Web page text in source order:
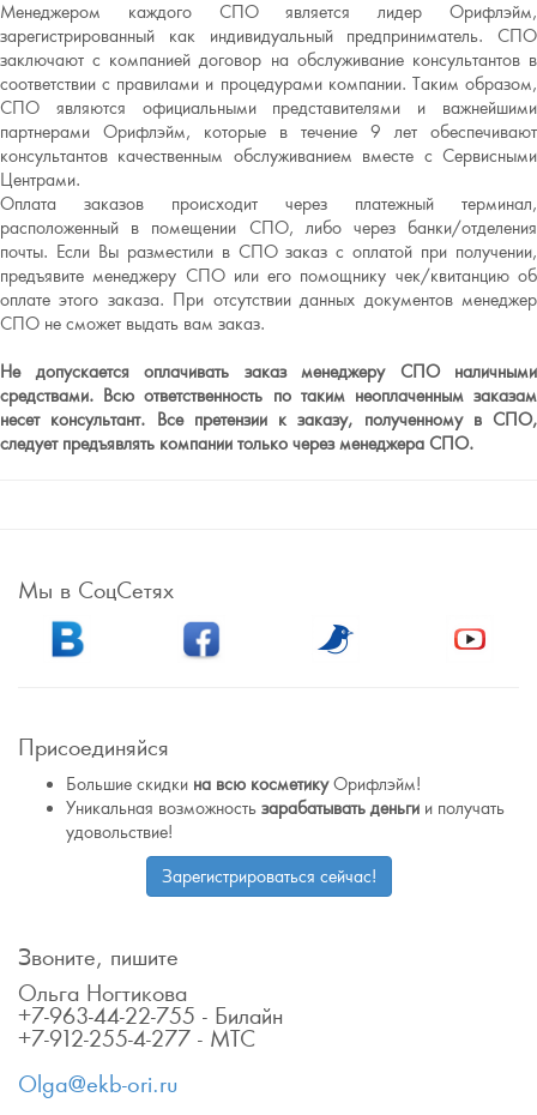
Менеджером каждого СПО является лидер Орифлэйм,
зарегистрированный как индивидуальный предприниматель. СПО
заключают с компанией договор на обслуживание консультантов в
соответствии с правилами и процедурами компании. Таким образом,
СПО являются официальными представителями и важнейшими
партнерами Орифлэйм, которые в течение 9 лет обеспечивают
консультантов качественным обслуживанием вместе с Сервисными
Центрами.
Оплата заказов происходит через платежный терминал,
расположенный в помещении СПО, либо через банки/отделения
почты. Если Вы разместили в СПО заказ с оплатой при получении,
предъявите менеджеру СПО или его помощнику чек/квитанцию об
оплате этого заказа. При отсутствии данных документов менеджер
СПО не сможет выдать вам заказ.
Не допускается оплачивать заказ менеджеру СПО наличными
средствами. Всю ответственность по таким неоплаченным заказам
несет консультант. Все претензии к заказу, полученному в СПО,
следует предъявлять компании только через менеджера СПО.
Мы в СоцСетях
Присоединяйся
Большие скидки на всю косметикуОрифлэйм!
Уникальная возможность зарабатывать деньги и получать
удовольствие!
Зарегистрироваться сейчас!
Звоните, пишите
Ольга Ногтикова
+7-963-44-22-755 - Билайн
+7-912-255-4-277 - МТС
Olga@ekb-ori.ru